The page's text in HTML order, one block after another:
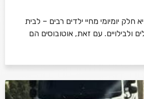
חלק יומיומי מחיי ילדים רבים – לבית
ולבילויים. עם זאת, אוטובוסים הם